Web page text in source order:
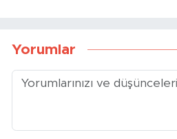
Yorumlar